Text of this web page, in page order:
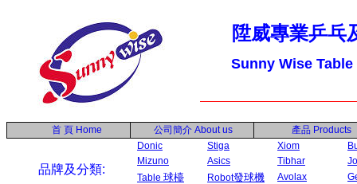
陞威專業乒乓
Sunny Wise
首 頁 Home 公司簡介 About us 產品 Products
品牌及分類:
Donic Stiga Xiom
Mizuno
Asics Tibhar
Table 球檯 Robot發球機 Avolax